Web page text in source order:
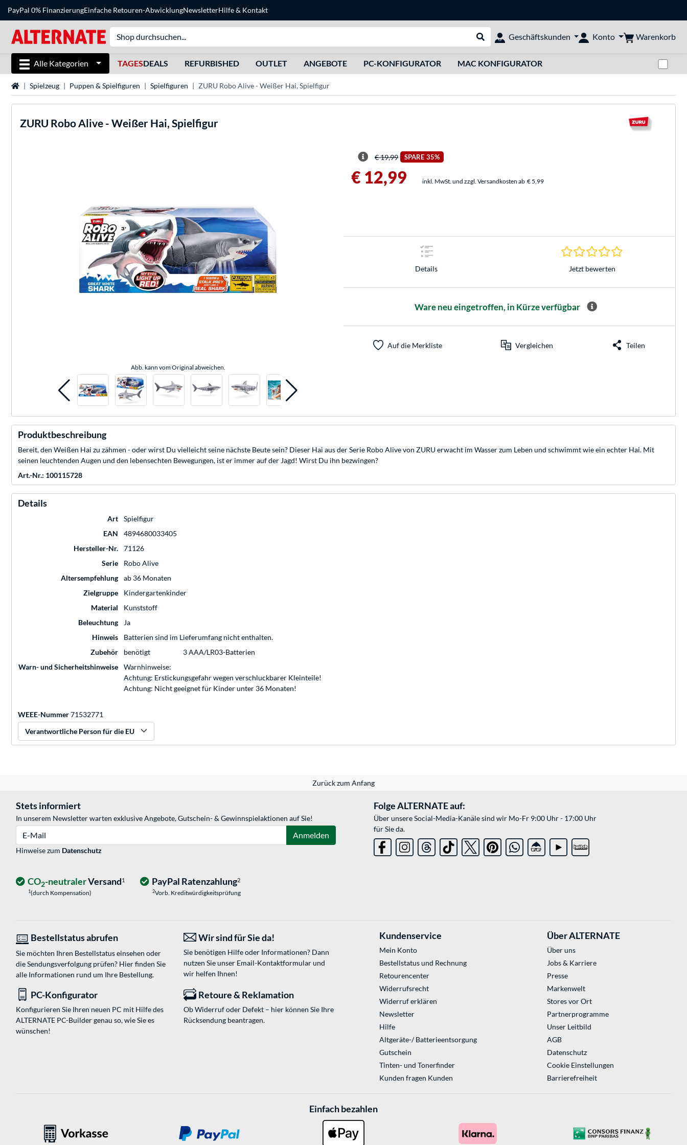
PayPal 0% FinanzierungEinfache Retouren-AbwicklungNewsletterHilfe& Kontakt
Suche durchführen
Geschäftskunden Konto Warenkorb
Alle Kategorien TAGESDEALS REFURBISHED OUTLET ANGEBOTE PC-KONFIGURATOR MAC KONFIGURATOR
StartseiteSpielzeug Puppen & Spielfiguren Spielfiguren ZURU Robo Alive - Weißer Hai, Spielfigur
ZURU Robo Alive - Weißer Hai, Spielfigur
Abb. kann vom Original abweichen.
€ 19,99 SPARE 35%
€ 12,99 inkl. MwSt. und zzgl. Versandkosten ab € 5,99
Details
0.0 Sterne bei 0
Jetzt bewerten
Ware neu eingetroffen, in Kürze verfügbar
Auf die Merkliste Vergleichen Teilen
Produktbeschreibung
Bereit, den Weißen Hai zu zähmen - oder wirst Du vielleicht seine nächste Beute sein? Dieser Hai aus der Serie Robo Alive von ZURU erwacht im Wasser zum Leben und schwimmt wie ein echter Hai. Mit
seinen leuchtenden Augen und den lebensechten Bewegungen, ist er immer auf der Jagd! Wirst Du ihn bezwingen?
Art.-Nr.: 100115728
Details
Art
Spielfigur
EAN
4894680033405
Hersteller-Nr.
71126
Serie
Robo Alive
Altersempfehlung
ab 36 Monaten
Zielgruppe
Kindergartenkinder
Material
Kunststoff
Beleuchtung
Ja
Hinweis
Batterien sind im Lieferumfang nicht enthalten.
Zubehör
benötigt
3 AAA/LR03-Batterien
Warn- und Sicherheitshinweise
Warnhinweise:
Achtung: Erstickungsgefahr wegen verschluckbarer Kleinteile!
Achtung: Nicht geeignet für Kinder unter 36 Monaten!
WEEE-Nummer71532771
Verantwortliche Person für die EU
Zurück zum Anfang
Stets informiert
In unserem Newsletter warten exklusive Angebote, Gutschein- & Gewinnspielaktionen auf Sie!
Anmelden
Hinweise zum Datenschutz
Folge ALTERNATE auf:
Über unsere Social-Media-Kanäle sind wir Mo-Fr 9:00 Uhr - 17:00 Uhr
für Sie da.
CO2-neutralerVersand1
1(durch Kompensation)
PayPal Ratenzahlung2
2Vorb. Kreditwürdigkeitsprüfung
Bestellstatus abrufen
Sie möchten Ihren Bestellstatus einsehen oder
die Sendungsverfolgung prüfen? Hier finden Sie
alle Informationen rund um Ihre Bestellung.
Wir sind für Sie da!
Sie benötigen Hilfe oder Informationen? Dann
nutzen Sie unser Email-Kontaktformularund
wir helfen Ihnen!
PC-Konfigurator
Konfigurieren Sie Ihren neuen PC mit Hilfe des
ALTERNATE PC-Builder genau so, wie Sie es
wünschen!
Retoure & Reklamation
Ob Widerruf oder Defekt – hier können Sie Ihre
Rücksendung beantragen.
Kundenservice
Mein Konto
Bestellstatus und Rechnung
Retourencenter
Widerrufsrecht
Widerruf erklären
Newsletter
Hilfe
Altgeräte-/ Batterieentsorgung
Gutschein
Tinten- und Tonerfinder
Kunden fragen Kunden
Über ALTERNATE
Über uns
Jobs & Karriere
Presse
Markenwelt
Stores vor Ort
Partnerprogramme
Unser Leitbild
AGB
Datenschutz
Cookie Einstellungen
Barrierefreiheit
Einfach bezahlen